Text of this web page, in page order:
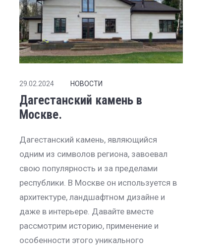
29.02.2024 НОВОСТИ
Дагестанский камень в
Москве.
Дагестанский камень, являющийся
одним из символов региона, завоевал
свою популярность и за пределами
республики. В Москве он используется в
архитектуре, ландшафтном дизайне и
даже в интерьере. Давайте вместе
рассмотрим историю, применение и
особенности этого уникального